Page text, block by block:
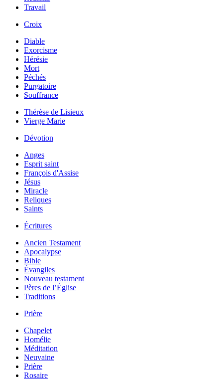
Travail
Croix
Diable
Exorcisme
Hérésie
Mort
Péchés
Purgatoire
Souffrance
Thérèse de Lisieux
Vierge Marie
Dévotion
Anges
Esprit saint
François d'Assise
Jésus
Miracle
Reliques
Saints
Écritures
Ancien Testament
Apocalypse
Bible
Évangiles
Nouveau testament
Pères de l’Église
Traditions
Prière
Chapelet
Homélie
Méditation
Neuvaine
Prière
Rosaire